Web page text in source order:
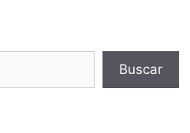
Buscar